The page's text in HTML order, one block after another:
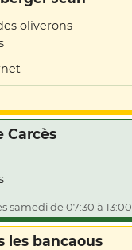
oliverons
Carcès
samedi de 07:30 à 13:00
les bancaous